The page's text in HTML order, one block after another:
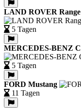
LAND ROVER
5 Tagen
MERCEDES-BENZ
5 Tagen
FORD Mustang
11 Tagen